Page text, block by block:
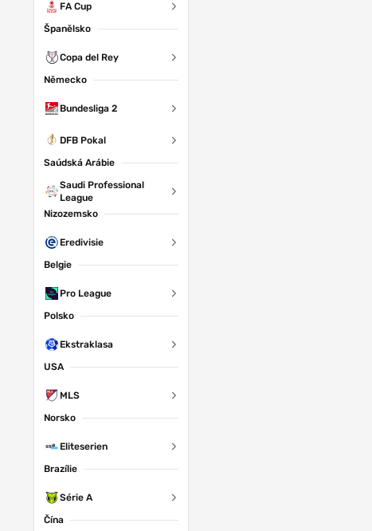
FA Cup
Španělsko
Copa del Rey
Německo
Bundesliga 2
DFB Pokal
Saúdská Arábie
Saudi Professional
League
Nizozemsko
Eredivisie
Belgie
Pro League
Polsko
Ekstraklasa
USA
MLS
Norsko
Eliteserien
Brazílie
Série A
Čína